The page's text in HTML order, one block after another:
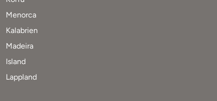
Menorca
Kalabrien
Madeira
Island
Lappland